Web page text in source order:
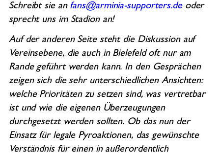
Schreibt sie an fans@arminia-supporters.deoder
sprecht uns im Stadion an!
Auf der anderen Seite steht die Diskussion auf
Vereinsebene, die auch in Bielefeld oft nur am
Rande geführt werden kann. In den Gesprächen
zeigen sich die sehr unterschiedlichen Ansichten:
welche Prioritäten zu setzen sind, was vertretbar
ist und wie die eigenen Überzeugungen
durchgesetzt werden sollten. Ob das nun der
Einsatz für legale Pyroaktionen, das gewünschte
Verständnis für einen in außerordentlich